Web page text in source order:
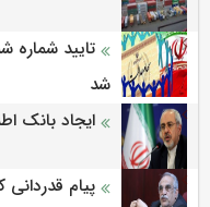
تایید شماره
شد
ایجاد بانک
پیام